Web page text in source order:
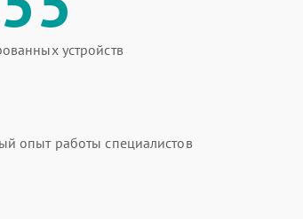
устройств
опыт работы специалистов